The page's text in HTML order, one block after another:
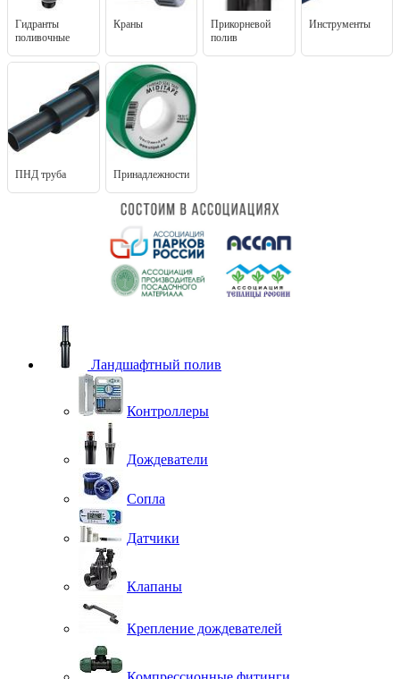
Гидранты
поливочные
Краны
Прикорневой
полив
Инструменты
ПНД труба Принадлежности
Ландшафтный полив
Контроллеры
Дождеватели
Сопла
Датчики
Клапаны
Крепление дождевателей